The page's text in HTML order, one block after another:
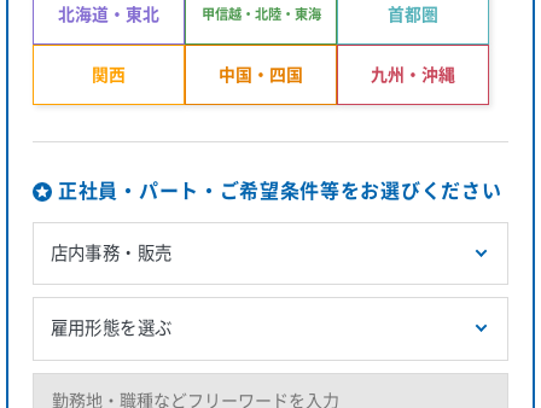
北海道・東北 甲信越・北陸・東海 首都圏
関西 中国・四国 九州・沖縄
正社員・パート・ご希望条件等をお選びください